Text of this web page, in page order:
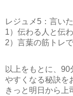
レジュメ5：言い
1）伝わる人と伝
2）言葉の筋トレ
以上をもとに、
やすくなる秘訣を
きっと明日から上